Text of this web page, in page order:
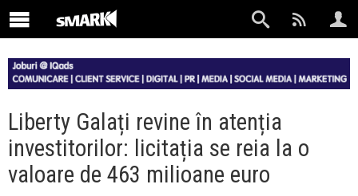
Liberty Galați revine în atenția
investitorilor: licitația se reia la o
valoare de 463 milioane euro